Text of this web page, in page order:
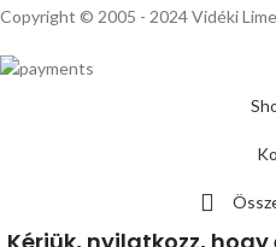
Copyright © 2005 - 2024 Vidéki